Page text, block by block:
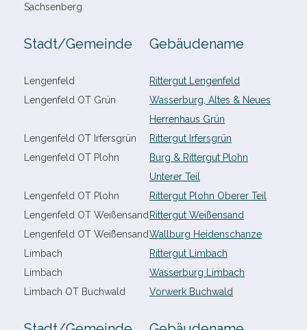
Sachsenberg
Stadt/​Gemeinde Gebäudename
Lengenfeld
Rittergut Lengenfeld
Lengenfeld OT Grün
Wasserburg, Altes & Neues
Herrenhaus Grün
Lengenfeld OT Irfersgrün
Rittergut Irfersgrün
Lengenfeld OT Plohn
Burg & Rittergut Plohn
Unterer Teil
Lengenfeld OT Plohn
Rittergut Plohn Oberer Teil
Lengenfeld OT Weißensand Rittergut Weißensand
Lengenfeld OT WeißensandWallburg Heidenschanze
Limbach
Rittergut Limbach
Limbach
Wasserburg Limbach
Limbach OT Buchwald
Vorwerk Buchwald